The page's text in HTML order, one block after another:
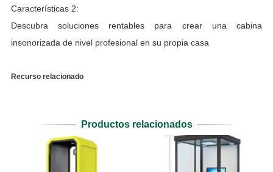
Características 2:
Descubra soluciones rentables para crear una cabina
insonorizada de nivel profesional en su propia casa
Recurso relacionado
Productos relacionados